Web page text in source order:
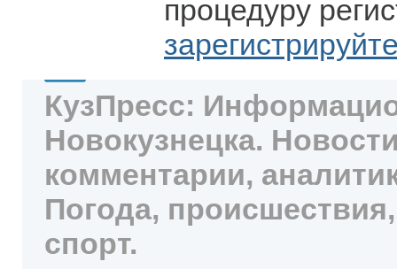
процедуру
КузПресс:
Новокузнецка.
комментарии,
Погода,
спорт.